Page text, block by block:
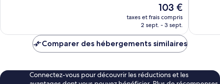
Le
nouveau
prix
de
103 €
taxes et frais compris
2 sept. - 3 sept.
Comparer des hébergements similaires
Connectez-vous pour découvrir les réductions et les